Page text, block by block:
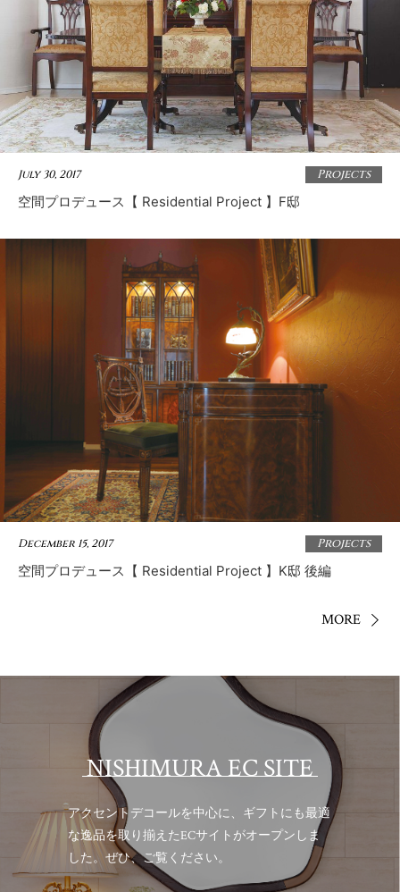
July 30, 2017 Projects
空間プロデュース【 Residential Project 】F邸
December 15, 2017 Projects
空間プロデュース【 Residential Project 】K邸 後編
MORE
NISHIMURA EC SITE
アクセントデコールを中心に、ギフトにも最適
な逸品を取り揃えたECサイトがオープンしま
した。ぜひ、ご覧ください。